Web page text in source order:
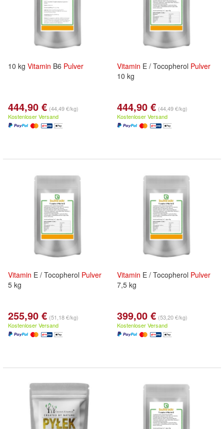
10 kg Vitamin B6 Pulver
444,90 € (44,49 €/kg)
Kostenloser Versand
Vitamin E / Tocopherol Pulver
10 kg
444,90 € (44,49 €/kg)
Kostenloser Versand
Vitamin E / Tocopherol Pulver
5 kg
255,90 € (51,18 €/kg)
Kostenloser Versand
Vitamin E / Tocopherol Pulver
7,5 kg
399,00 € (53,20 €/kg)
Kostenloser Versand